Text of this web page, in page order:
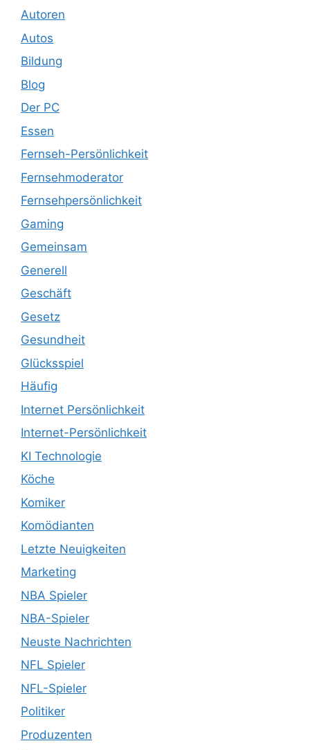
Autoren
Autos
Bildung
Blog
Der PC
Essen
Fernseh-Persönlichkeit
Fernsehmoderator
Fernsehpersönlichkeit
Gaming
Gemeinsam
Generell
Geschäft
Gesetz
Gesundheit
Glücksspiel
Häufig
Internet Persönlichkeit
Internet-Persönlichkeit
KI Technologie
Köche
Komiker
Komödianten
Letzte Neuigkeiten
Marketing
NBA Spieler
NBA-Spieler
Neuste Nachrichten
NFL Spieler
NFL-Spieler
Politiker
Produzenten